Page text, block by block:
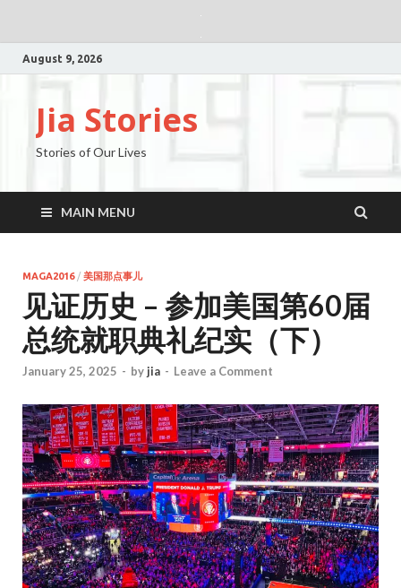
August 9, 2026
Jia Stories
Stories of Our Lives
MAIN MENU
MAGA2016/ 美国那点事儿
见证历史 – 参加美国第60届
总统就职典礼纪实（下）
January 25, 2025 - by jia - Leave a Comment